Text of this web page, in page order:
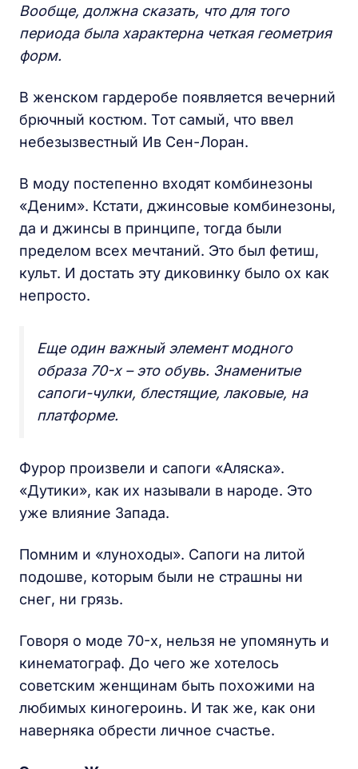
Вообще, должна сказать, что для того
периода была характерна четкая геометрия
форм.
В женском гардеробе появляется вечерний
брючный костюм. Тот самый, что ввел
небезызвестный Ив Сен-Лоран.
В моду постепенно входят комбинезоны
«Деним». Кстати, джинсовые комбинезоны,
да и джинсы в принципе, тогда были
пределом всех мечтаний. Это был фетиш,
культ. И достать эту диковинку было ох как
непросто.
Еще один важный элемент модного
образа 70-х – это обувь. Знаменитые
сапоги-чулки, блестящие, лаковые, на
платформе.
Фурор произвели и сапоги «Аляска».
«Дутики», как их называли в народе. Это
уже влияние Запада.
Помним и «луноходы». Сапоги на литой
подошве, которым были не страшны ни
снег, ни грязь.
Говоря о моде 70-х, нельзя не упомянуть и
кинематограф. До чего же хотелось
советским женщинам быть похожими на
любимых киногероинь. И так же, как они
наверняка обрести личное счастье.